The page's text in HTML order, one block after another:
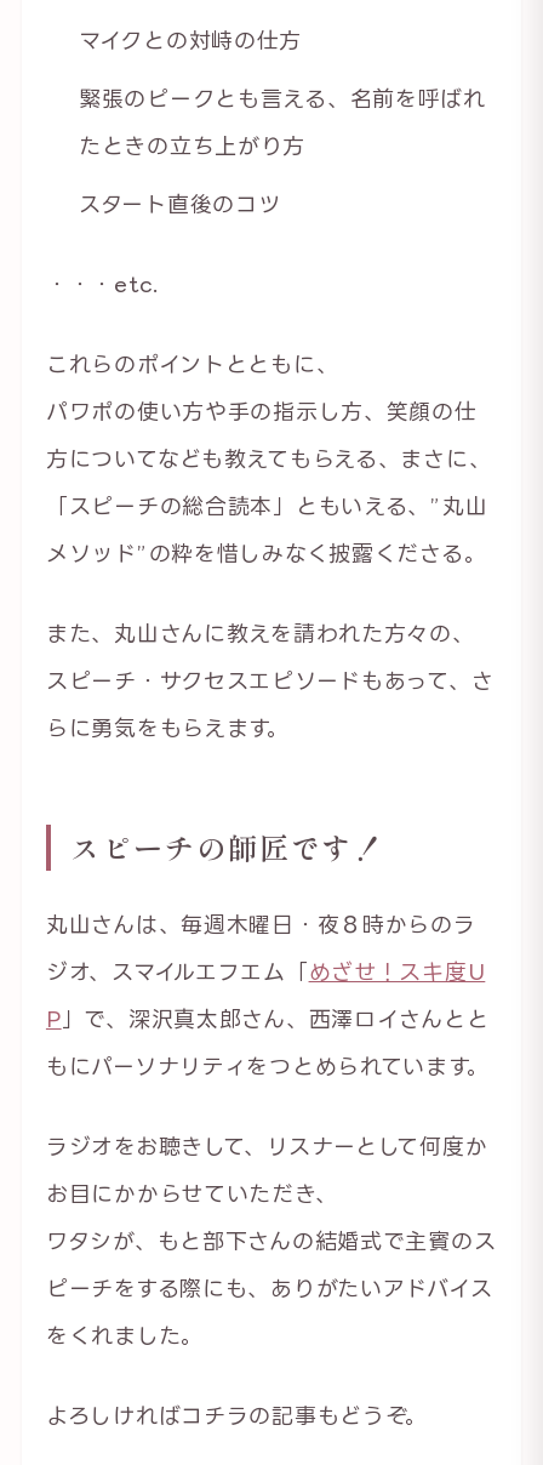
マイクとの対峙の仕方
緊張のピークとも言える、名前を呼ばれ
たときの立ち上がり方
スタート直後のコツ
・・・etc.
これらのポイントとともに、
パワポの使い方や手の指示し方、笑顔の仕
方についてなども教えてもらえる、まさに、
「スピーチの総合読本」ともいえる、”丸山
メソッド”の粋を惜しみなく披露くださる。
また、丸山さんに教えを請われた方々の、
スピーチ・サクセスエピソードもあって、さ
らに勇気をもらえます。
スピーチの師匠です！
丸山さんは、毎週木曜日・夜８時からのラ
ジオ、スマイルエフエム「めざせ！スキ度U
P 」で、深沢真太郎さん、西澤ロイさんとと
もにパーソナリティをつとめられています。
ラジオをお聴きして、リスナーとして何度か
お目にかからせていただき、
ワタシが、もと部下さんの結婚式で主賓のス
ピーチをする際にも、ありがたいアドバイス
をくれました。
よろしければコチラの記事もどうぞ。